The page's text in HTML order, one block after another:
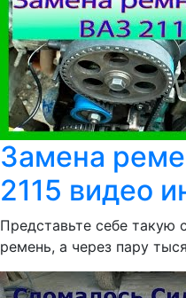
Замена
2115 видео
Представьте себе такую
ремень, а через пару